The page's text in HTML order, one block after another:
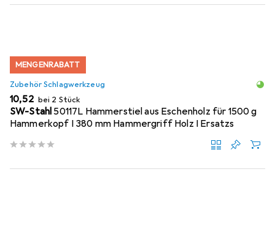
MENGENRABATT
Zubehör Schlagwerkzeug
EUR
10,52 bei 2 Stück
SW-Stahl50117L Hammerstiel aus Eschenholz für 1500 g
Hammerkopf I 380 mm Hammergriff Holz I Ersatzs